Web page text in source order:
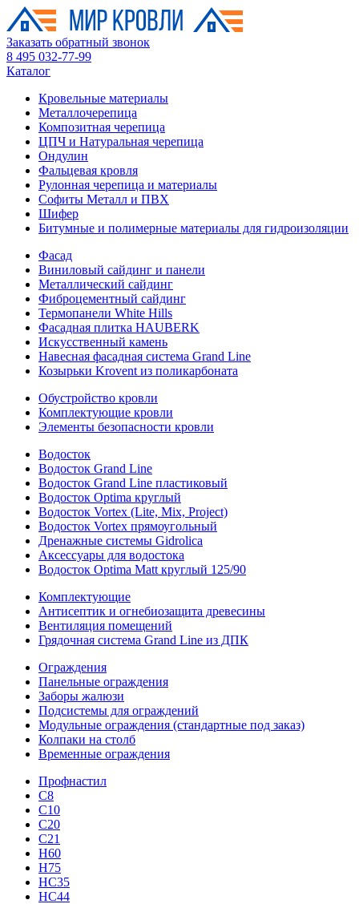
Заказать обратный звонок
8 495 032-77-99
Каталог
Кровельные материалы
Металлочерепица
Композитная черепица
ЦПЧ и Натуральная черепица
Ондулин
Фальцевая кровля
Рулонная черепица и материалы
Софиты Металл и ПВХ
Шифер
Битумные и полимерные материалы для гидроизоляции
Фасад
Виниловый сайдинг и панели
Металлический сайдинг
Фиброцементный сайдинг
Термопанели White Hills
Фасадная плитка HAUBERK
Искусственный камень
Навесная фасадная система Grand Line
Козырьки Krovent из поликарбоната
Обустройство кровли
Комплектующие кровли
Элементы безопасности кровли
Водосток
Водосток Grand Line
Водосток Grand Line пластиковый
Водосток Optima круглый
Водосток Vortex (Lite, Mix, Project)
Водосток Vortex прямоугольный
Дренажные системы Gidrolica
Аксессуары для водостока
Водосток Optima Matt круглый 125/90
Комплектующие
Антисептик и огнебиозащита древесины
Вентиляция помещений
Грядочная система Grand Line из ДПК
Ограждения
Панельные ограждения
Заборы жалюзи
Подсистемы для ограждений
Модульные ограждения (стандартные под заказ)
Колпаки на столб
Временные ограждения
Профнастил
С8
С10
С20
С21
H60
H75
HС35
НС44